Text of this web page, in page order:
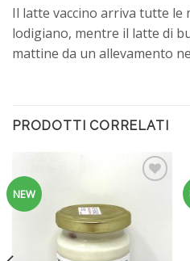
Il latte vaccino arriva tutte le
lodigiano, mentre il latte di
mattine da un allevamento
PRODOTTI CORRELATI
NEW
lista dei
desideri